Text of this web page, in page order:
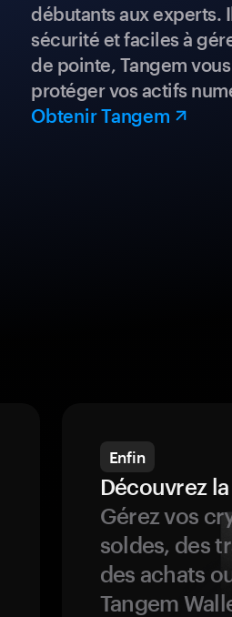
débutants aux experts.
sécurité et faciles à
de pointe, Tangem
protéger vos actifs
Obtenir Tangem
Enfin
Découvrez
Gérez vos
soldes, des
des achats
Tangem